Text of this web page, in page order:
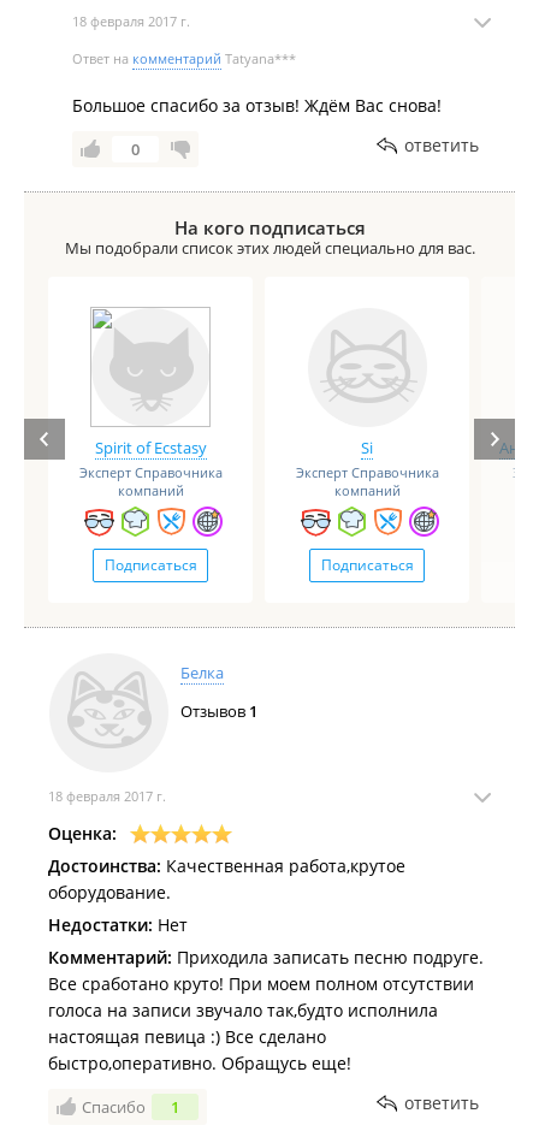
18 февраля 2017 г.
Ответ на комментарий Tatyana***
Большое спасибо за отзыв! Ждём Вас снова!
0 ответить
На кого подписаться
Мы подобрали список этих людей специально для вас.
Spirit of Ecstasy
Эксперт Справочника
компаний
Подписаться
Si
Эксперт Справочника
компаний
Подписаться
Белка
Отзывов 1
18 февраля 2017 г.
Оценка:
Достоинства: Качественная работа,крутое
оборудование.
Недостатки: Нет
Комментарий: Приходила записать песню подруге.
Все сработано круто! При моем полном отсутствии
голоса на записи звучало так,будто исполнила
настоящая певица :) Все сделано
быстро,оперативно. Обращусь еще!
Спасибо 1 ответить